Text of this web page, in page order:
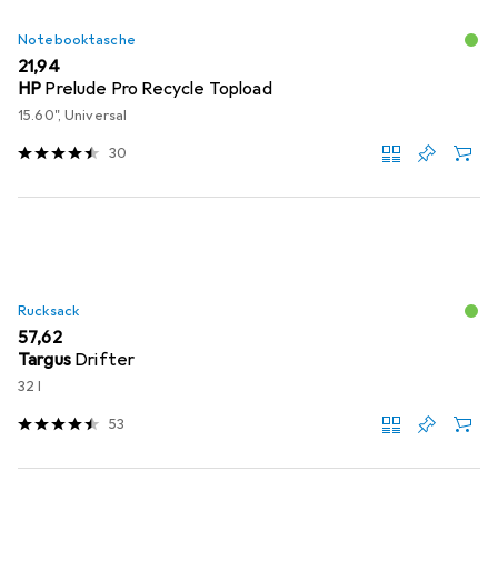
Notebooktasche
EUR
21,94
HP Prelude Pro Recycle Topload
15.60", Universal
30
Rucksack
EUR
57,62
Targus Drifter
32 l
53